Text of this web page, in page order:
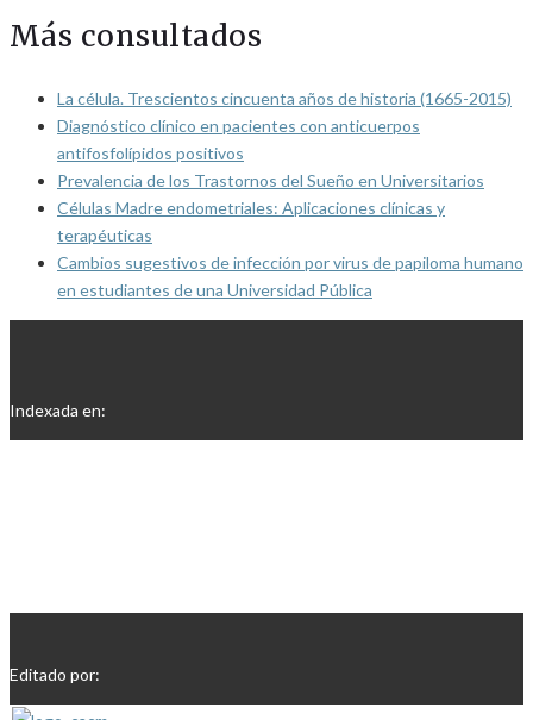
Más consultados
La célula. Trescientos cincuenta años de historia (1665-2015)
Diagnóstico clínico en pacientes con anticuerpos
antifosfolípidos positivos
Prevalencia de los Trastornos del Sueño en Universitarios
Células Madre endometriales: Aplicaciones clínicas y
terapéuticas
Cambios sugestivos de infección por virus de papiloma humano
en estudiantes de una Universidad Pública
Indexada en:
Editado por: